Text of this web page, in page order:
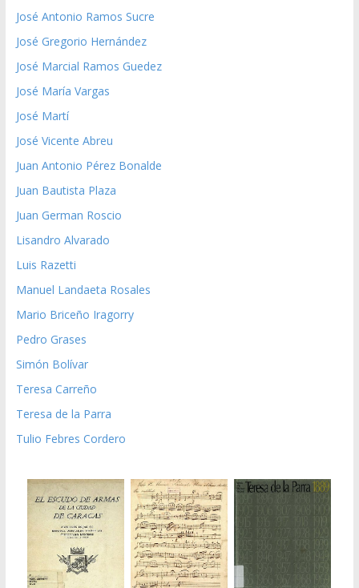
José Antonio Ramos Sucre
José Gregorio Hernández
José Marcial Ramos Guedez
José María Vargas
José Martí
José Vicente Abreu
Juan Antonio Pérez Bonalde
Juan Bautista Plaza
Juan German Roscio
Lisandro Alvarado
Luis Razetti
Manuel Landaeta Rosales
Mario Briceño Iragorry
Pedro Grases
Simón Bolívar
Teresa Carreño
Teresa de la Parra
Tulio Febres Cordero